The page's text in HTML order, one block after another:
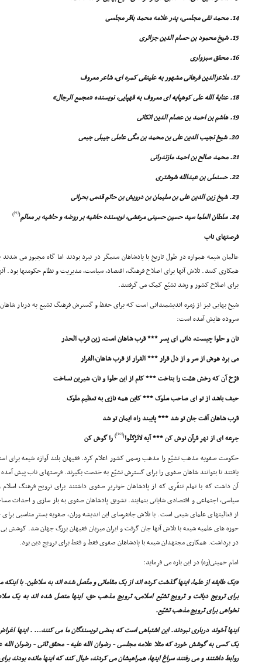
14. محمد تقى مجلسى، پدر علامه محمد باقر مجلسى
15. شیخ محمود بن حسام الدین جزائرى
16. محقق سبزوارى
17. ملاعزالدین فرهانى مشهور به علینقى کمره اى، شاعر معروف
18. عنایة الله على کوهپایه اى معروف به قهپایى، نویسنده «مجمع الرجال»
19. هاشم بن احمد بن عصام الدین اتکانى
20. شیخ نجیب الدین على بن محمد بن مکّى عاملى جیبلى جبعى
21. محمد صالح بن احمد مازندرانى
22. حسنعلى بن عبدالله شوشترى
23. شیخ زین الدین على بن سلیمان بن درویش بن حاتم قدمى بحرانى
24. سلطان العلما سید حسین حسینى مرعشى، نویسنده حاشیه بر روضه و حاشیه بر معالم
(
[9]
)
فرصتهاى ناب
عالمان شیعه همواره در طول تاریخ با پادشاهان ستمگر در نبرد بودند اما گاه مجبور مى
همکارى کنند. تلاش آنها براى اصلاح فرهنگ، اقتصاد، سیاست، مدیریت و نظام حکومتها بود.
براى اصلاح کشور و رشد تشیّع کمک مى گرفتند.
شیخ بهایى نیز از زمره اندیشمندانى است که براى حفظ و گسترش فرهنگ تشیع به دربار
سروده هایش آمده است:
نان و حلوا چیست، دانى اى پسر *** قرب شاهان است، زین قرب الحذر
مى برد هوش از سر و از دل قرار *** الفرار از قرب شاهان،الفرار
فرّخ آن که رخش همّت را بتاخت *** کام از این حلوا و نان، شیرین نساخت
حیف باشد از تو اى صاحب سلوک *** کاین همه نازى به تعظیم ملوک
قرب شاهان آفت جان تو شد *** پایبند راه ایمان تو شد
جرعه اى از نهر قرآن نوش کن *** آیه لاتَرْکَنُوا(
[10]
)را گوش کن
حکومت صفویه مذهب تشیّع را مذهب رسمى کشور اعلام کرد. فقیهان بلند آوازه شیعه براى
یافتند تا بتوانند شاهان صفوى را براى گسترش تشیّع به خدمت بگیرند. فرصتهاى ناب پیش آمده
آن داشت که با تمام تنفّرى که از پادشاهان خونریز صفوى داشتند براى ترویج فرهنگ اسلام
سیاسى، اجتماعى و اقتصادى شایانى بنمایند. تشویق پادشاهان صفوى به باز سازى و احداث
از فعالیتهاى علماى شیعى است. با تلاش جانفرساى این اندیشه وران، صفویه بستر مناسبى براى
حوزه هاى علمیه شیعه با تلاش آنها جان گرفت و ایران میزبان فقیهان بزرگ جهان شد. کوشش بى
در برداشت. همکارى مجتهدان شیعه با پادشاهان صفوى فقط و فقط براى ترویج دین بود.
امام خمینى(ره) در این باره مى فرماید:
«یک طایفه از علما، اینها گذشت کرده اند از یک مقاماتى و متّصل شده اند به سلاطین. با
براى ترویج دیانت و ترویج تشیّع اسلامى، ترویج مذهب حق، اینها متصل شده اند به یک
نخواهى براى ترویج مذهب تشیّع.
اینها آخوند دربارى نبودند. این اشتباهى است که بعضى نویسندگان ما مى کنند... . اینها
یک کسى به گوشش خورد که مثلا علامه مجلسى - رضوان الله علیه - محقق ثانى - رضوان الله
روابط داشتند و مى رفتند سراغ اینها، همراهیشان مى کردند، خیال کند که اینها مانده بودند